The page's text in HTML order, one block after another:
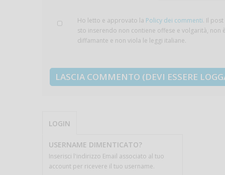
Ho letto e approvato la Policy dei commenti. Il post
sto inserendo non contiene offese e volgarità, non
diffamante e non viola le leggi italiane.
LOGIN
USERNAME DIMENTICATO?
Inserisci l'indirizzo Email associato al tuo
account per ricevere il tuo username.